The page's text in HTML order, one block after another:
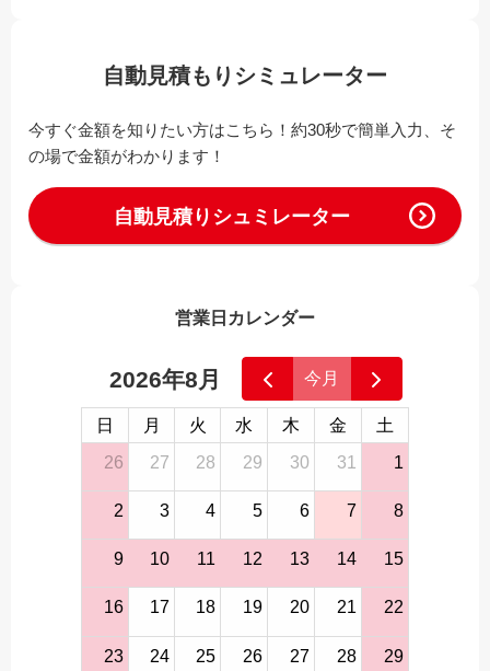
自動見積もりシミュレーター
今すぐ金額を知りたい方はこちら！約30秒で簡単入力、そ
の場で金額がわかります！
自動見積りシュミレーター
営業日カレンダー
2026年8月 今月
日 月 火 水 木 金
土
26
27 28 29 30 31 1
2 3 4 5 6 7 8
9 10 11 12 13 14 15
16 17 18 19 20 21 22
23 24 25 26 27 28 29